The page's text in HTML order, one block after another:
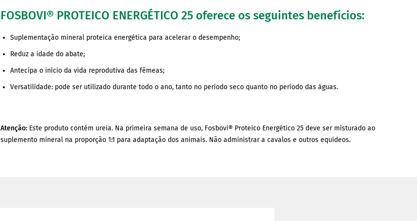
FOSBOVI® PROTEICO ENERGÉTICO 25 oferece os seguintes benefícios:
Suplementação mineral proteica energética para acelerar o desempenho;
Reduz a idade do abate;
Antecipa o início da vida reprodutiva das fêmeas;
Versatilidade: pode ser utilizado durante todo o ano, tanto no período seco quanto no período das águas.
Atenção: Este produto contém ureia. Na primeira semana de uso, Fosbovi® Proteico Energético 25 deve ser misturado ao
suplemento mineral na proporção 1:1 para adaptação dos animais. Não administrar a cavalos e outros equídeos.